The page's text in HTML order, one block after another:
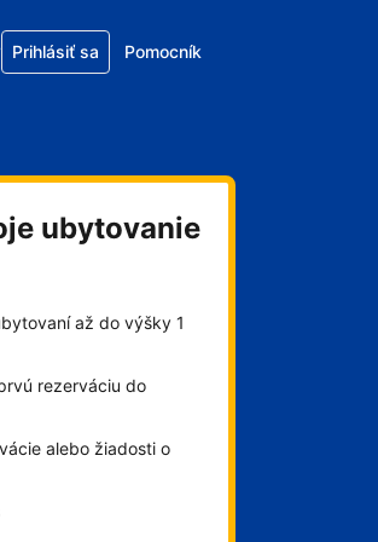
Prihlásiť sa Pomocník
ubytovanie
až do výšky 1
rezerváciu do
alebo žiadosti o